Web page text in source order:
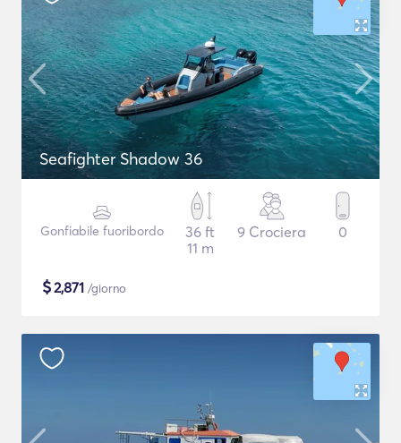
Seafighter Shadow 36
Gonfiabile fuoribordo
36 ft
11 m
9 Crociera 0
$2,871 /giorno